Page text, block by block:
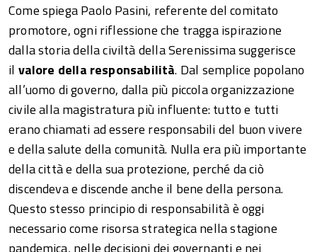
Come spiega Paolo Pasini, referente del comitato
promotore, ogni riflessione che tragga ispirazione
dalla storia della civiltà della Serenissima suggerisce
il valore della responsabilità. Dal semplice popolano
all’uomo di governo, dalla più piccola organizzazione
civile alla magistratura più influente: tutto e tutti
erano chiamati ad essere responsabili del buon vivere
e della salute della comunità. Nulla era più importante
della città e della sua protezione, perché da ciò
discendeva e discende anche il bene della persona.
Questo stesso principio di responsabilità è oggi
necessario come risorsa strategica nella stagione
pandemica, nelle decisioni dei governanti e nei